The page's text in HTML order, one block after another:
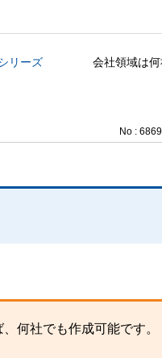
リーズ 会社領域は何
No : 6869
何社でも作成可能です。